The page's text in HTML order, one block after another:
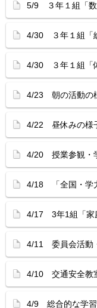
5/9 ３年１組「数
4/30 ３年１組「
4/30 ３年１組「
4/23 朝の活動の
4/22 昼休みの様
4/20 授業参観・
4/18 「全国・学
4/17 3年1組「家
4/11 委員会活動
4/10 交通安全教
4/9 総合的な学習